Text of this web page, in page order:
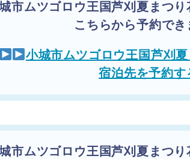
市ムツゴロウ王国芦刈夏まつ
こちらから予約でき
小城市ムツゴロウ王国芦刈
宿泊先を予約す
市ムツゴロウ王国芦刈夏まつ